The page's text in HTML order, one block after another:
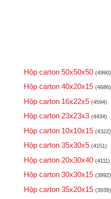
Hộp carton 50x50x50 (4990)
Hộp carton 40x20x15 (4686)
Hộp carton 16x22x5 (4594)
Hộp carton 23x23x3 (4434)
Hộp carton 10x10x15 (4322)
Hộp carton 35x30x5 (4151)
Hộp carton 20x30x40 (4111)
Hộp carton 30x30x15 (3992)
Hộp carton 35x20x15 (3939)